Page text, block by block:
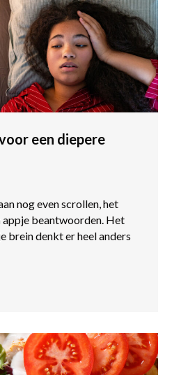
een diepere
nog even scrollen, het
appje beantwoorden. Het
brein denkt er heel anders